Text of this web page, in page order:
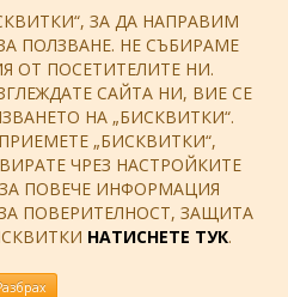
ЗА ДА НАПРАВИМ
ПОЛЗВАНЕ. НЕ СЪБИРАМЕ
ОТ ПОСЕТИТЕЛИТЕ НИ.
САЙТА НИ, ВИЕ СЕ
НА „БИСКВИТКИ“.
„БИСКВИТКИ“,
ЧРЕЗ НАСТРОЙКИТЕ
ПОВЕЧЕ ИНФОРМАЦИЯ
ПОВЕРИТЕЛНОСТ, ЗАЩИТА
НАТИСНЕТЕ ТУК.